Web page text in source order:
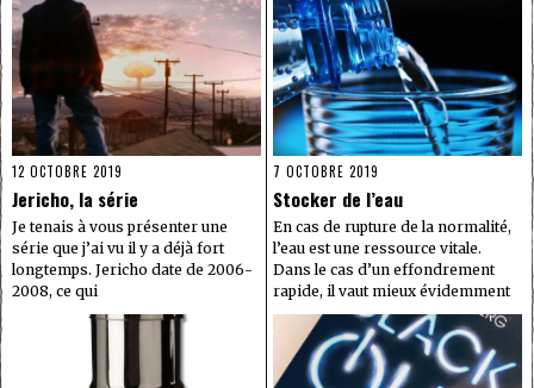
12 OCTOBRE 2019
Jericho, la série
Je tenais à vous présenter une
série que j’ai vu il y a déjà fort
longtemps. Jericho date de 2006-
2008, ce qui
7 OCTOBRE 2019
Stocker de l’eau
En cas de rupture de la normalité,
l’eau est une ressource vitale.
Dans le cas d’un effondrement
rapide, il vaut mieux évidemment